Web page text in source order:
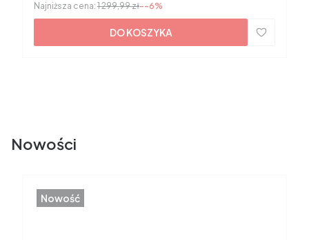
Najniższa cena: 1 299,99 zł--6%
DO KOSZYKA
Nowości
Nowość